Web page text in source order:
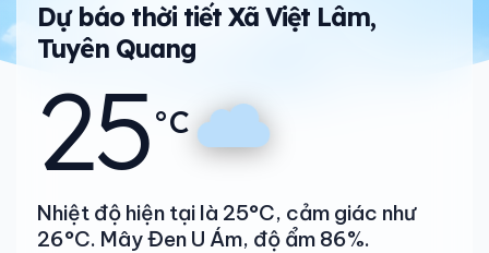
Dự báo thời tiết Xã Việt Lâm,
Tuyên Quang
25°C
Nhiệt độ hiện tại là 25°C, cảm giác như
26°C. Mây Đen U Ám, độ ẩm 86%.